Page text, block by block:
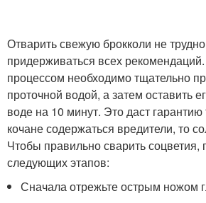
Отварить свежую брокколи не
придерживаться всех
процессом необходимо тщательно
проточной водой, а затем оставить
воде на 10 минут. Это даст гарантию
кочане содержаться вредители, то
Чтобы правильно сварить соцветия,
следующих этапов:
Сначала отрежьте острым ножом